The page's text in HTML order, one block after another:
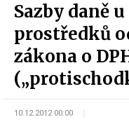
Sazby daně
prostředků
zákona o
10.12.2012 00:00